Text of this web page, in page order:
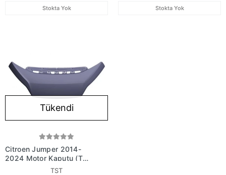
Stokta Yok Stokta Yok
Tükendi
Citroen Jumper 2014-
2024 Motor Kaputu (Tw)
(Oem No:1380670080)
TST